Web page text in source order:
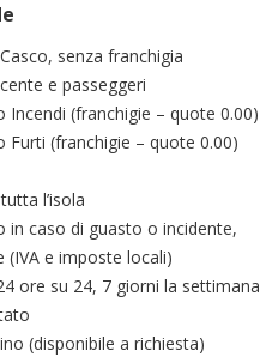
senza franchigia
e passeggeri
Incendi (franchigie – quote 0.00)
Furti (franchigie – quote 0.00)
l’isola
in caso di guasto o incidente,
(IVA e imposte locali)
ore su 24, 7 giorni la settimana
(disponibile a richiesta)